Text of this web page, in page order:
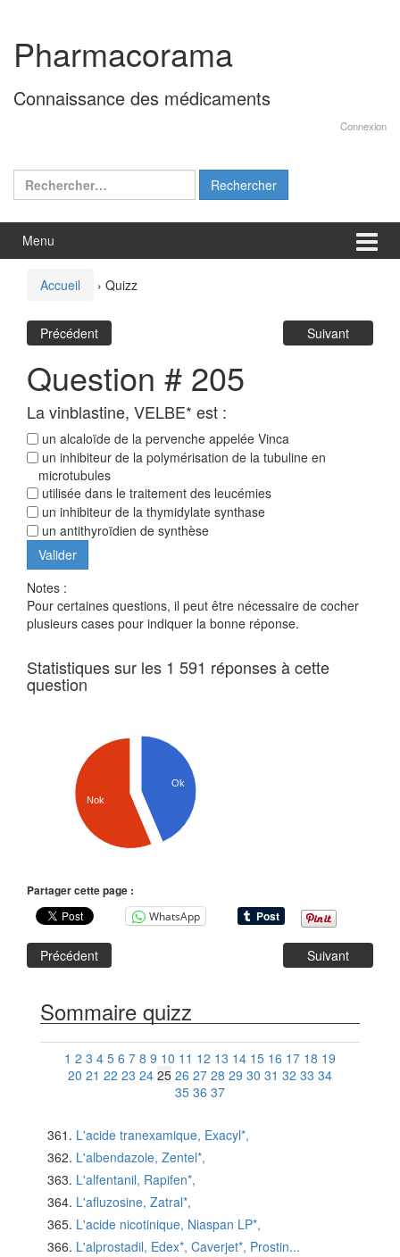
contenu
menu
principal
Pharmacorama
Connaissance des médicaments
Connexion
Rechercher :
Menu
Accueil › Quizz
Précédent Suivant
Question # 205
La vinblastine, VELBE* est :
un alcaloïde de la pervenche appelée Vinca
un inhibiteur de la polymérisation de la tubuline en
microtubules
utilisée dans le traitement des leucémies
un inhibiteur de la thymidylate synthase
un antithyroïdien de synthèse
Notes :
Pour certaines questions, il peut être nécessaire de cocher
plusieurs cases pour indiquer la bonne réponse.
Statistiques sur les 1 591 réponses à cette
question
Ok
Nok
Partager cette page :
WhatsApp
Précédent Suivant
Sommaire quizz
1 2 3 4 5 6 7 8 9 10 11 12 13 14 15 16 17 18 19
20 21 22 23 24 25 26 27 28 29 30 31 32 33 34
35 36 37
L'acide tranexamique, Exacyl*,
L'albendazole, Zentel*,
L'alfentanil, Rapifen*,
L'afluzosine, Zatral*,
L'acide nicotinique, Niaspan LP*,
L'alprostadil, Edex*, Caverjet*, Prostin...